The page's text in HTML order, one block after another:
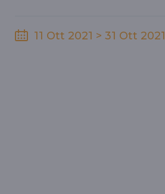
11 Ott 2021 > 31 Ott 2021